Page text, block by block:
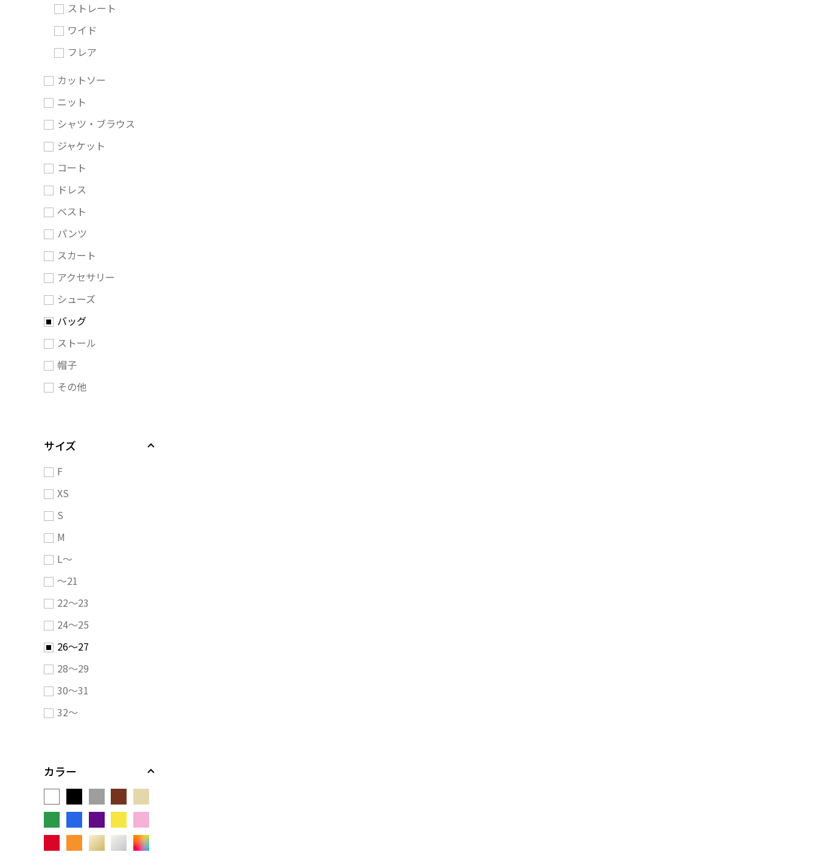
ストレート
ワイド
フレア
カットソー
ニット
シャツ・ブラウス
ジャケット
コート
ドレス
ベスト
パンツ
スカート
アクセサリー
シューズ
バッグ
ストール
帽子
その他
サイズ
F
XS
S
M
L～
～21
22～23
24～25
26～27
28～29
30～31
32～
カラー